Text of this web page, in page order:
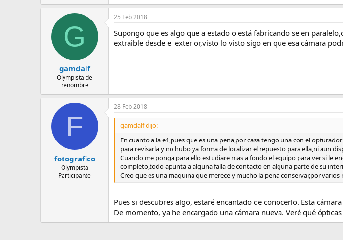
G
gamdalf
Olympista de
renombre
25 Feb 2018
Supongo que es algo que a estado o está fabricando se en
extraible desde el exterior,visto lo visto sigo en que esa cámara
F
fotografico
Olympista
Participante
28 Feb 2018
gamdalf dijo:
En cuanto a la e1,pues que es una pena,por casa tengo una con el
para revisarla y no hubo ya forma de localizar el repuesto para ella,ni aun
Cuando me ponga para ello estudiare mas a fondo el equipo para ver si le
completo,todo apunta a alguna falla de contacto en alguna parte de su
Creo que es una maquina que merece y mucho la pena conservar,por varios
Pues si descubres algo, estaré encantado de conocerlo. Esta
De momento, ya he encargado una cámara nueva. Veré qué